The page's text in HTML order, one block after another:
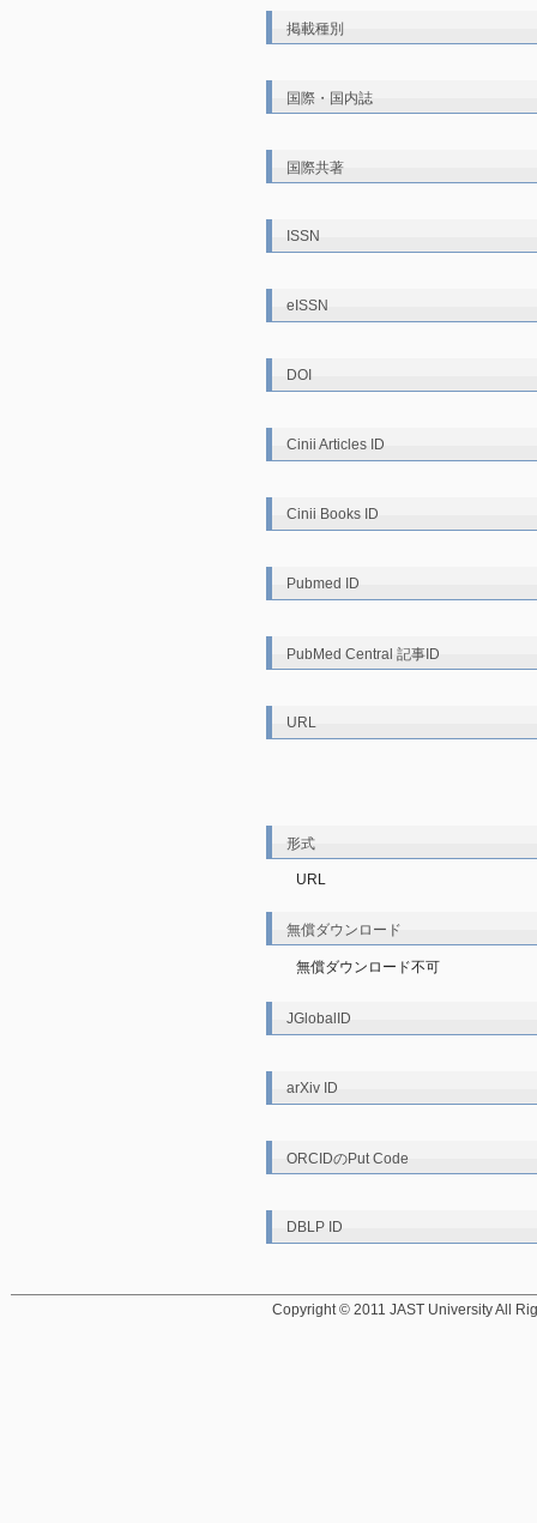
掲載種別
国際・国内誌
国際共著
ISSN
eISSN
DOI
Cinii Articles ID
Cinii Books ID
Pubmed ID
PubMed Central 記事ID
URL
形式
URL
無償ダウンロード
無償ダウンロード不可
JGlobalID
arXiv ID
ORCIDのPut Code
DBLP ID